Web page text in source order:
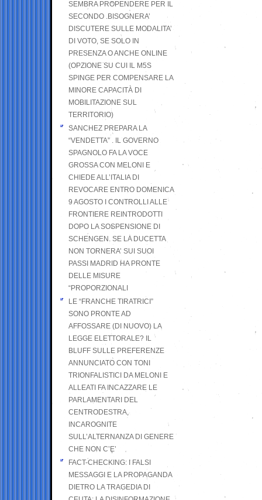
SEMBRA PROPENDERE PER IL
SECONDO .BISOGNERA’
DISCUTERE SULLE MODALITA’
DI VOTO, SE SOLO IN
PRESENZA O ANCHE ONLINE
(OPZIONE SU CUI IL M5S
SPINGE PER COMPENSARE LA
MINORE CAPACITÀ DI
MOBILITAZIONE SUL
TERRITORIO)
SANCHEZ PREPARA LA
“VENDETTA” . IL GOVERNO
SPAGNOLO FA LA VOCE
GROSSA CON MELONI E
CHIEDE ALL’ITALIA DI
REVOCARE ENTRO DOMENICA
9 AGOSTO I CONTROLLI ALLE
FRONTIERE REINTRODOTTI
DOPO LA SOSPENSIONE DI
SCHENGEN. SE LA DUCETTA
NON TORNERA’ SUI SUOI
PASSI MADRID HA PRONTE
DELLE MISURE
“PROPORZIONALI
LE “FRANCHE TIRATRICI”
SONO PRONTE AD
AFFOSSARE (DI NUOVO) LA
LEGGE ELETTORALE? IL
BLUFF SULLE PREFERENZE
ANNUNCIATO CON TONI
TRIONFALISTICI DA MELONI E
ALLEATI FA INCAZZARE LE
PARLAMENTARI DEL
CENTRODESTRA,
INCAROGNITE
SULL’ALTERNANZA DI GENERE
CHE NON C’E’
FACT-CHECKING: I FALSI
MESSAGGI E LA PROPAGANDA
DIETRO LA TRAGEDIA DI